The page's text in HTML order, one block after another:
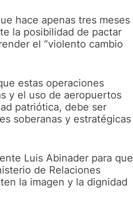
hace apenas tres meses
la posibilidad de pactar
el “violento cambio
estas operaciones
y el uso de aeropuertos
patriótica, debe ser
soberanas y estratégicas
Luis Abinader para que
de Relaciones
la imagen y la dignidad